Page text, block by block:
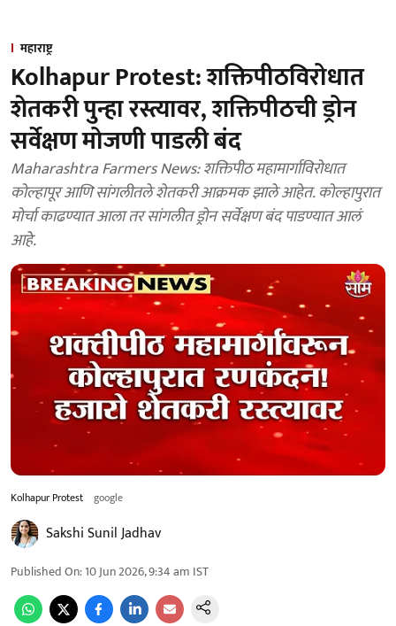
महाराष्ट्र
Kolhapur Protest: शक्तिपीठविरोधात
शेतकरी पुन्हा रस्त्यावर, शक्तिपीठची ड्रोन
सर्वेक्षण मोजणी पाडली बंद
Maharashtra Farmers News: शक्तिपीठ महामार्गाविरोधात
कोल्हापूर आणि सांगलीतले शेतकरी आक्रमक झाले आहेत. कोल्हापुरात
मोर्चा काढण्यात आला तर सांगलीत ड्रोन सर्वेक्षण बंद पाडण्यात आलं
आहे.
Kolhapur Protest google
Sakshi Sunil Jadhav
Published On:10 Jun 2026, 9:34 am IST